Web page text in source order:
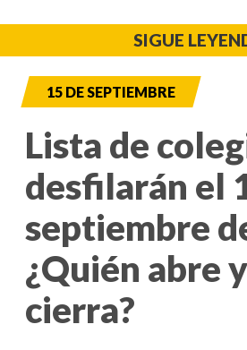
SIGUE
15 DE SEPTIEMBRE
Lista de
desfilarán el
septiembre
¿Quién abre
cierra?